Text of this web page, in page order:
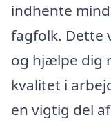
indhente
fagfolk. Dette
og hjælpe dig
kvalitet i
en vigtig del